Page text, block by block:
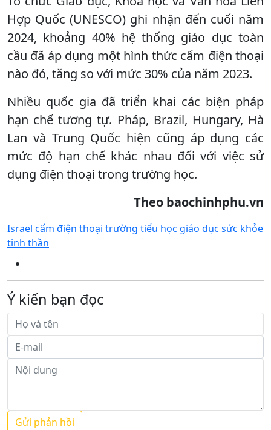
Hợp Quốc (UNESCO) ghi nhận đến cuối năm
2024, khoảng 40% hệ thống giáo dục toàn
cầu đã áp dụng một hình thức cấm điện thoại
nào đó, tăng so với mức 30% của năm 2023.
Nhiều quốc gia đã triển khai các biện pháp
hạn chế tương tự. Pháp, Brazil, Hungary, Hà
Lan và Trung Quốc hiện cũng áp dụng các
mức độ hạn chế khác nhau đối với việc sử
dụng điện thoại trong trường học.
Theo baochinhphu.vn
Israel cấm điện thoại trường tiểu học giáo dục sức khỏe
tinh thần
Ý kiến bạn đọc